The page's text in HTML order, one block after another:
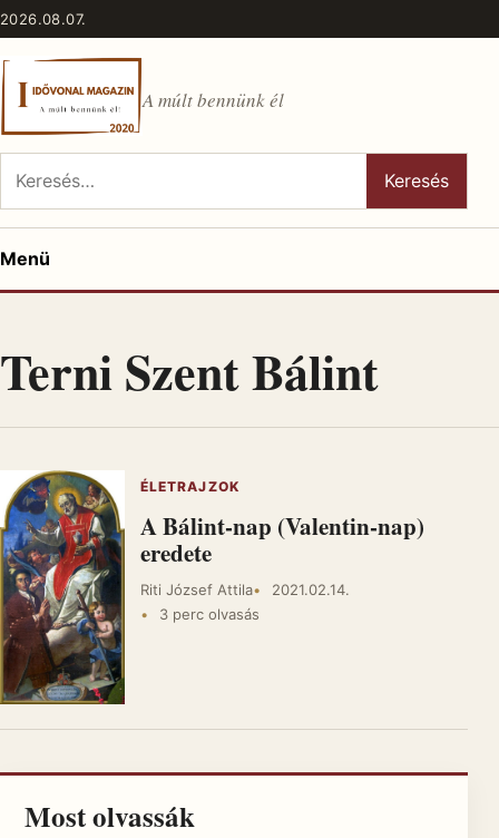
Ugrás a tartalomhoz
2026.08.07.
A múlt bennünk él
Keresés:
Keresés
Menü
Terni Szent Bálint
ÉLETRAJZOK
A Bálint-nap (Valentin-nap)
eredete
Riti József Attila
2021.02.14.
3 perc olvasás
Most olvassák